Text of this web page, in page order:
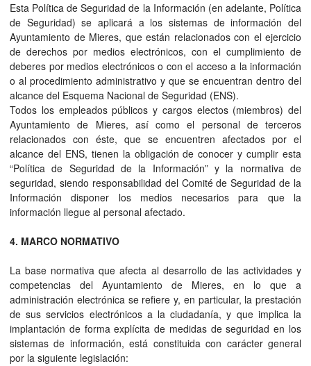
Esta Política de Seguridad de la Información (en adelante, Política
de Seguridad) se aplicará a los sistemas de información del
Ayuntamiento de Mieres, que están relacionados con el ejercicio
de derechos por medios electrónicos, con el cumplimiento de
deberes por medios electrónicos o con el acceso a la información
o al procedimiento administrativo y que se encuentran dentro del
alcance del Esquema Nacional de Seguridad (ENS).
Todos los empleados públicos y cargos electos (miembros) del
Ayuntamiento de Mieres, así como el personal de terceros
relacionados con éste, que se encuentren afectados por el
alcance del ENS, tienen la obligación de conocer y cumplir esta
“Política de Seguridad de la Información” y la normativa de
seguridad, siendo responsabilidad del Comité de Seguridad de la
Información disponer los medios necesarios para que la
información llegue al personal afectado.
4. MARCO NORMATIVO
La base normativa que afecta al desarrollo de las actividades y
competencias del Ayuntamiento de Mieres, en lo que a
administración electrónica se refiere y, en particular, la prestación
de sus servicios electrónicos a la ciudadanía, y que implica la
implantación de forma explícita de medidas de seguridad en los
sistemas de información, está constituida con carácter general
por la siguiente legislación: